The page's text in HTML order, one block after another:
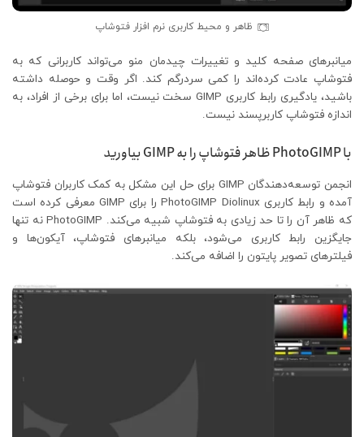
ظاهر و محیط کاربری نرم افزار فتوشاپ
میانبرهای صفحه کلید و تغییرات چیدمان منو می‌تواند کاربرانی که به
فتوشاپ عادت کرده‌اند را کمی سردرگم کند. اگر وقت و حوصله داشته
باشید، یادگیری رابط کاربری GIMP سخت نیست، اما برای برخی از افراد، به
اندازه فتوشاپ کاربرپسند نیست.
با PhotoGIMP ظاهر فتوشاپ را به GIMP بیاورید
انجمن توسعه‌دهندگان GIMP برای حل این مشکل به کمک کاربران فتوشاپ
آمده و رابط کاربری PhotoGIMP Diolinux را برای GIMP معرفی کرده است
که ظاهر آن را تا حد زیادی به فتوشاپ شبیه می‌کند. PhotoGIMP نه تنها
جایگزین رابط کاربری می‌شود، بلکه میانبرهای فتوشاپ، آیکون‌ها و
فیلترهای تصویر پایتون را اضافه می‌کند.